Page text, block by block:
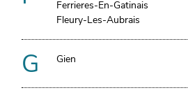
Ferrieres-En-Gatinais
Fleury-Les-Aubrais
G Gien